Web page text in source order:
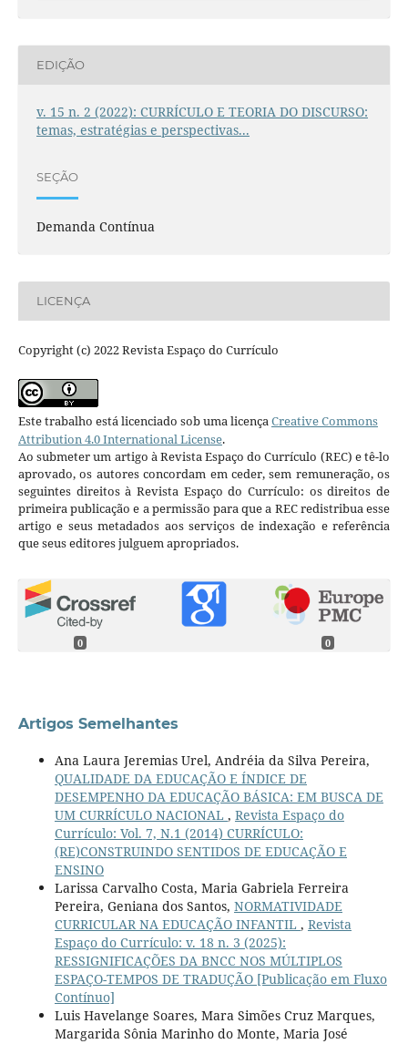
EDIÇÃO
v. 15 n. 2 (2022): CURRÍCULO E TEORIA DO DISCURSO:
temas, estratégias e perspectivas...
SEÇÃO
Demanda Contínua
LICENÇA
Copyright (c) 2022 Revista Espaço do Currículo
Este trabalho está licenciado sob uma licençaCreative Commons
Attribution 4.0 International License.
Ao submeter um artigo à Revista Espaço do Currículo (REC) e tê-lo
aprovado, os autores concordam em ceder, sem remuneração, os
seguintes direitos à Revista Espaço do Currículo: os direitos de
primeira publicação e a permissão para que a REC redistribua esse
artigo e seus metadados aos serviços de indexação e referência
que seus editores julguem apropriados.
0 0
Artigos Semelhantes
Ana Laura Jeremias Urel, Andréia da Silva Pereira,
QUALIDADE DA EDUCAÇÃO E ÍNDICE DE
DESEMPENHO DA EDUCAÇÃO BÁSICA: EM BUSCA DE
UM CURRÍCULO NACIONAL , Revista Espaço do
Currículo: Vol. 7, N.1 (2014) CURRÍCULO:
(RE)CONSTRUINDO SENTIDOS DE EDUCAÇÃO E
ENSINO
Larissa Carvalho Costa, Maria Gabriela Ferreira
Pereira, Geniana dos Santos, NORMATIVIDADE
CURRICULAR NA EDUCAÇÃO INFANTIL , Revista
Espaço do Currículo: v. 18 n. 3 (2025):
RESSIGNIFICAÇÕES DA BNCC NOS MÚLTIPLOS
ESPAÇO-TEMPOS DE TRADUÇÃO [Publicação em Fluxo
Contínuo]
Luis Havelange Soares, Mara Simões Cruz Marques,
Margarida Sônia Marinho do Monte, Maria José